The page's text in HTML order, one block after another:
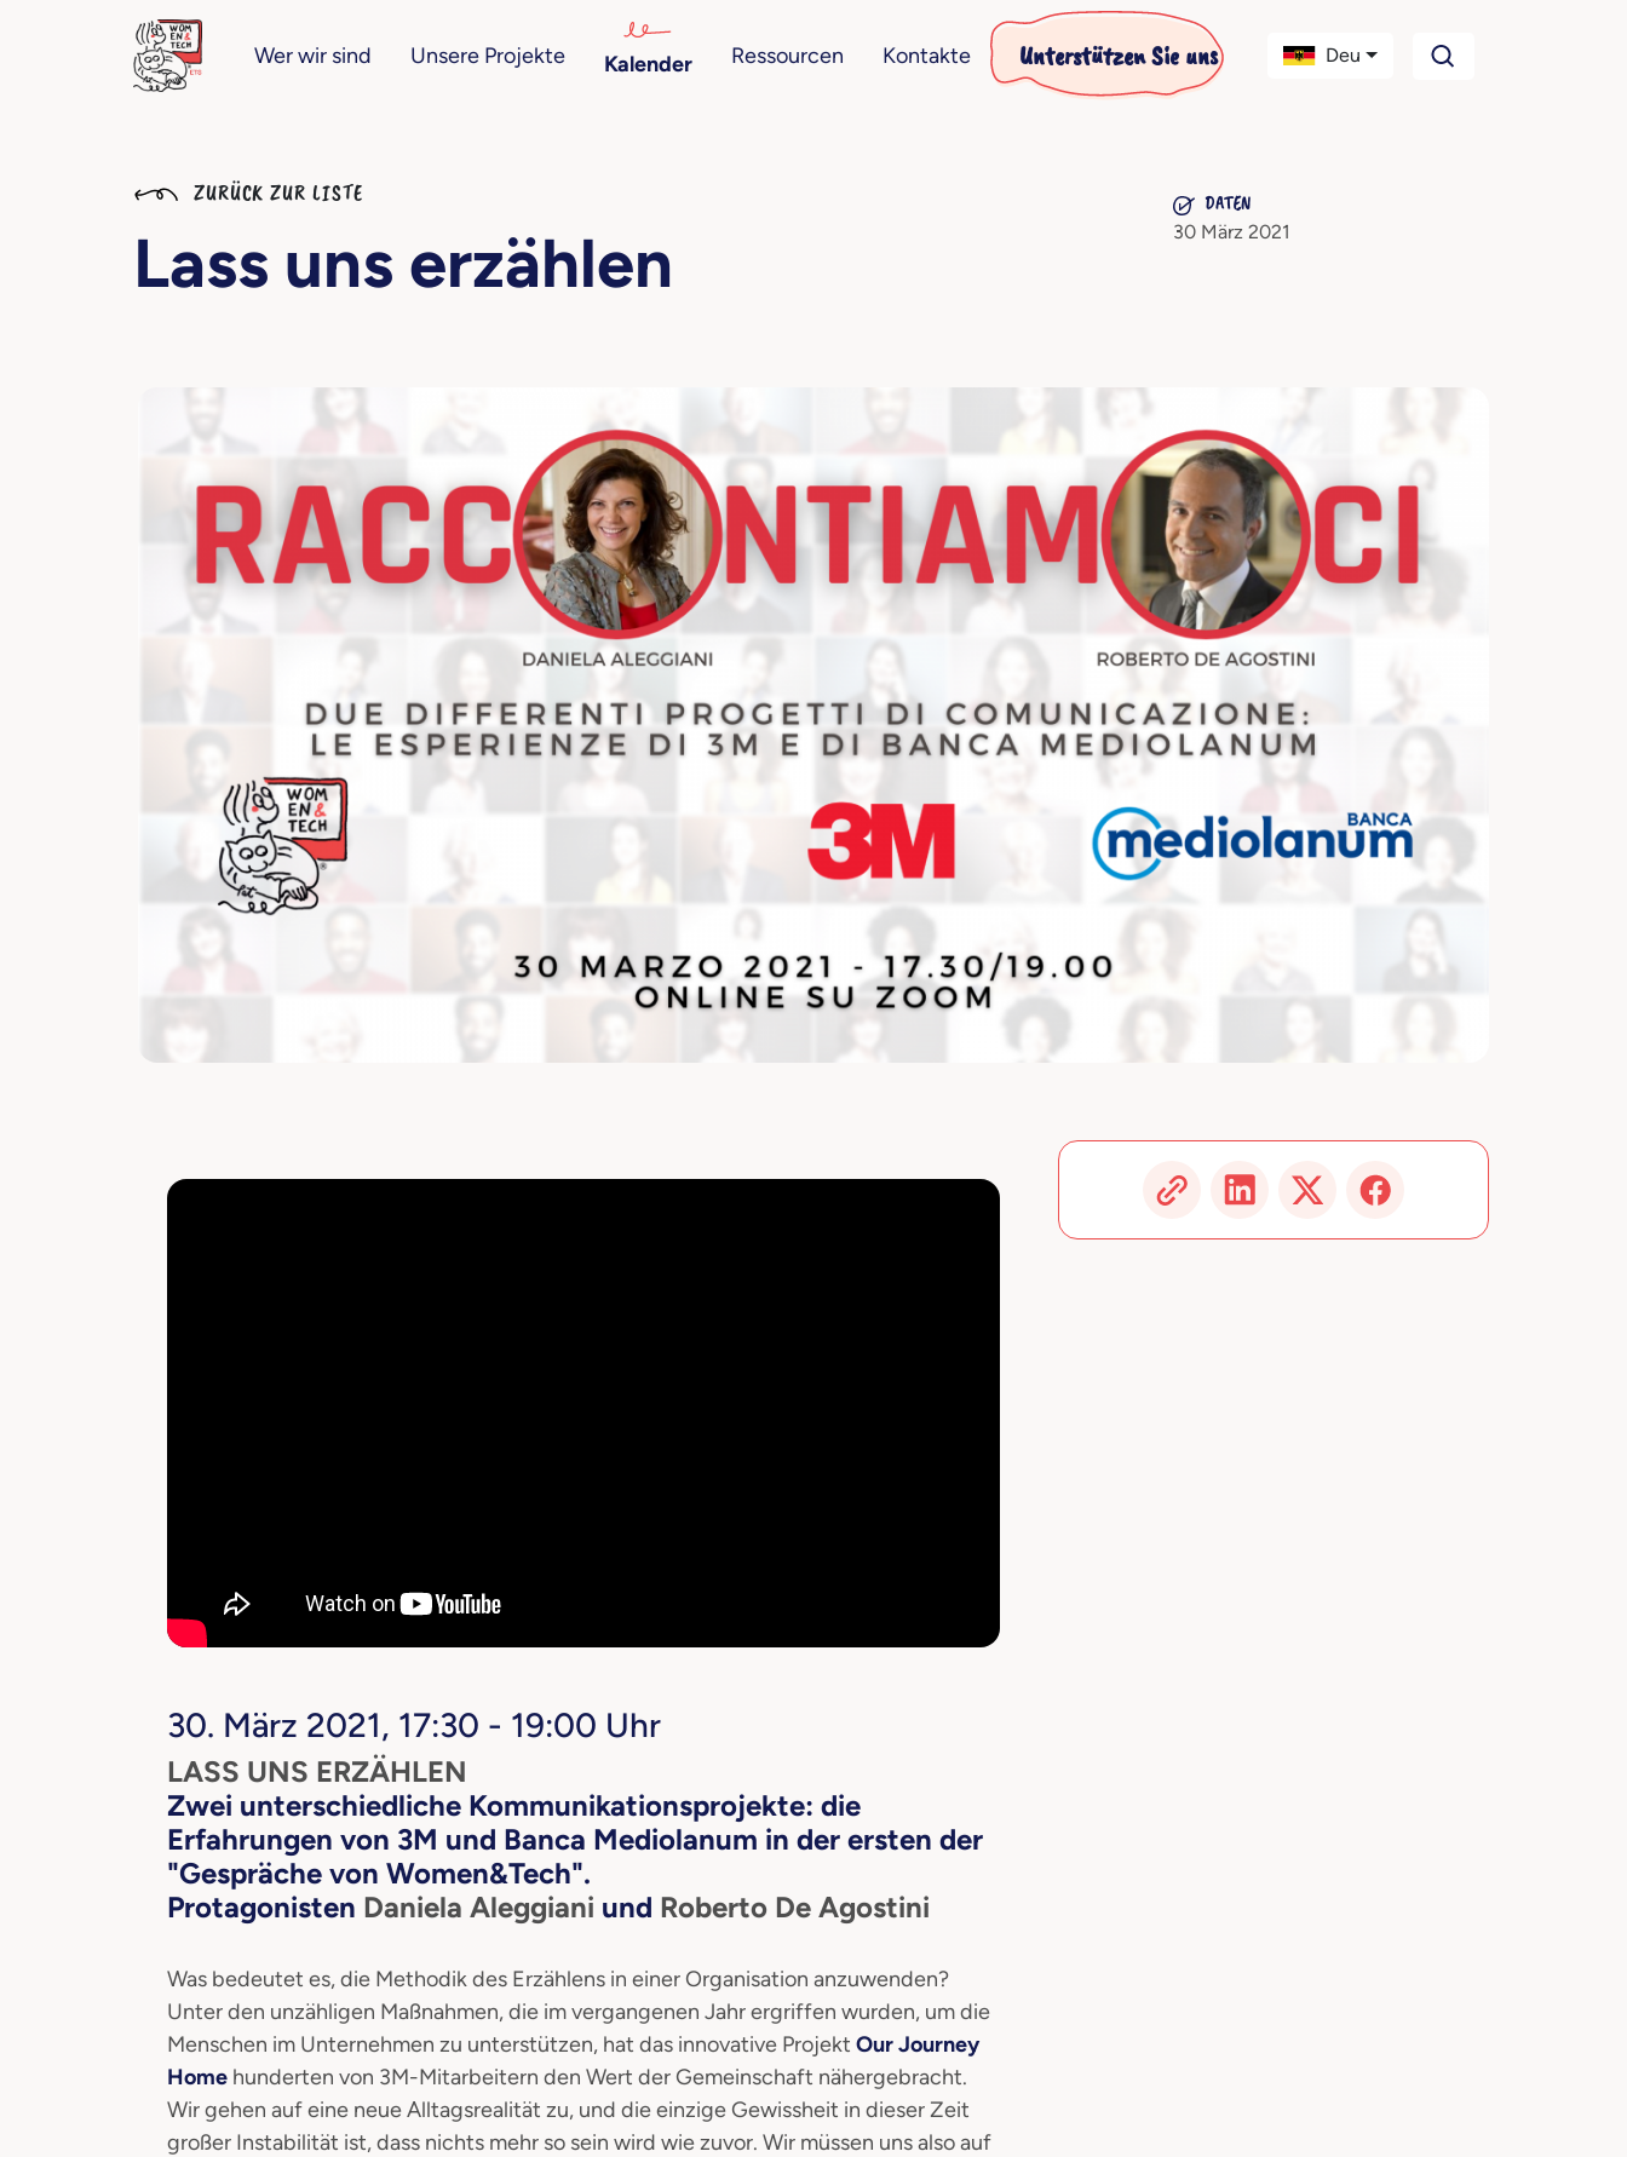
Wer wir sind Unsere Projekte Kalender Ressourcen Kontakte Unterstützen Sie uns Deu
ZURÜCK ZUR LISTE
Lass uns erzählen
DATEN
30 März 2021
30. März 2021, 17:30 - 19:00 Uhr
LASS UNS ERZÄHLEN
Zwei unterschiedliche Kommunikationsprojekte: die
Erfahrungen von 3M und Banca Mediolanum in der ersten der
"Gespräche von Women&Tech".
Protagonisten Daniela Aleggiani und Roberto De Agostini
Was bedeutet es, die Methodik des Erzählens in einer Organisation anzuwenden?
Unter den unzähligen Maßnahmen, die im vergangenen Jahr ergriffen wurden, um die
Menschen im Unternehmen zu unterstützen, hat das innovative Projekt Our Journey
Home hunderten von 3M-Mitarbeitern den Wert der Gemeinschaft nähergebracht.
Wir gehen auf eine neue Alltagsrealität zu, und die einzige Gewissheit in dieser Zeit
großer Instabilität ist, dass nichts mehr so sein wird wie zuvor. Wir müssen uns also auf